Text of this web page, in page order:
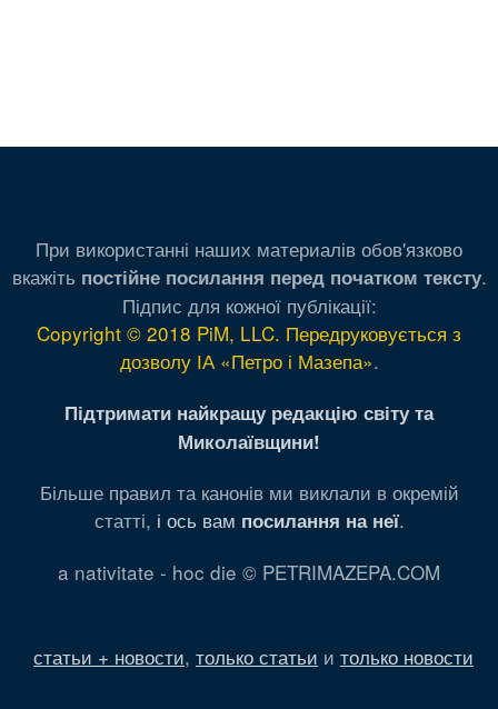
При використанні наших материалів обов'язково
вкажіть постійне посилання перед початком тексту.
Підпис для кожної публікації:
Copyright © 2018 PiM, LLC. Передруковується з
дозволу ІА «Петро і Мазепа».
Підтримати найкращу редакцію світу та
Миколаївщини!
Більше правил та канонів ми виклали в окремій
статті, і ось вам посилання на неї.
a nativitate - hoc die © PETRIMAZEPA.COM
статьи + новости, только статьи и только новости